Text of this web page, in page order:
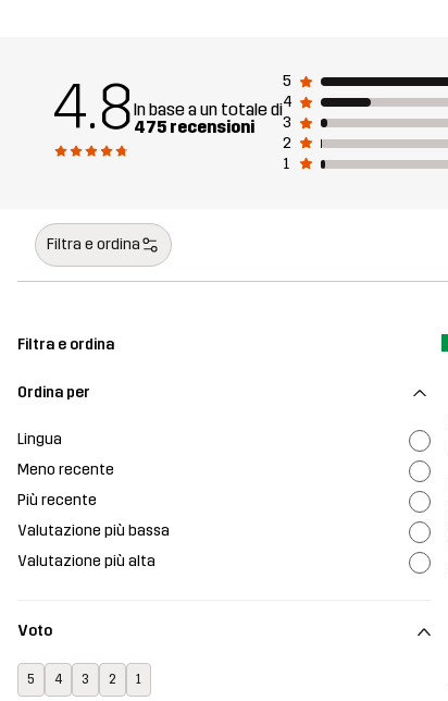
4.8In base a un totale di
475 recensioni
5
4
3
2
1
Filtra e ordina
Filtra e ordina
Ordina per
Lingua
Meno recente
Più recente
Valutazione più bassa
Valutazione più alta
Voto
5 4 3 2 1